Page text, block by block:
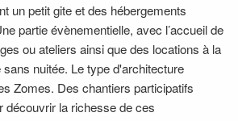
un petit gite et des hébergements
partie évènementielle, avec l’accueil de
ou ateliers ainsi que des locations à la
sans nuitée. Le type d'architecture
Zomes. Des chantiers participatifs
découvrir la richesse de ces